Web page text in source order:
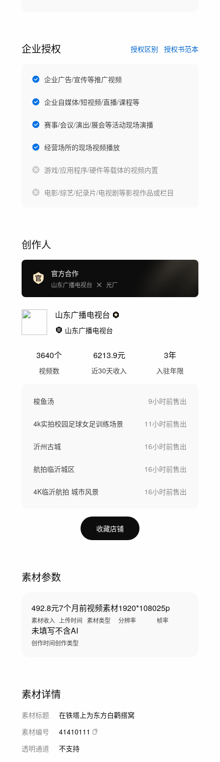
企业授权 授权区别 授权书范本
企业广告/宣传等推广视频
企业自媒体/短视频/直播/课程等
赛事/会议/演出/展会等活动现场演播
经营场所的现场视频播放
游戏/应用程序/硬件等载体的视频内置
电影/综艺/纪录片/电视剧等影视作品或栏目
创作人
官方合作
山东广播电视台 光厂
山东广播电视台
山东广播电视台
3640个
视频数
6213.9元
近30天收入
3年
入驻年限
梭鱼汤 9小时前售出
4k实拍校园足球女足训练场景 11小时前售出
沂州古城 16小时前售出
航拍临沂城区 16小时前售出
4K临沂航拍 城市风景 16小时前售出
收藏店铺
素材参数
492.8元
素材收入
7个月前
上传时间
视频素材
素材类型
1920*1080
分辨率
25p
帧率
未填写
创作时间
不含AI
创作类型
素材详情
素材标题
在铁塔上为东方白鹳搭窝
素材编号
41410111
透明通道
不支持